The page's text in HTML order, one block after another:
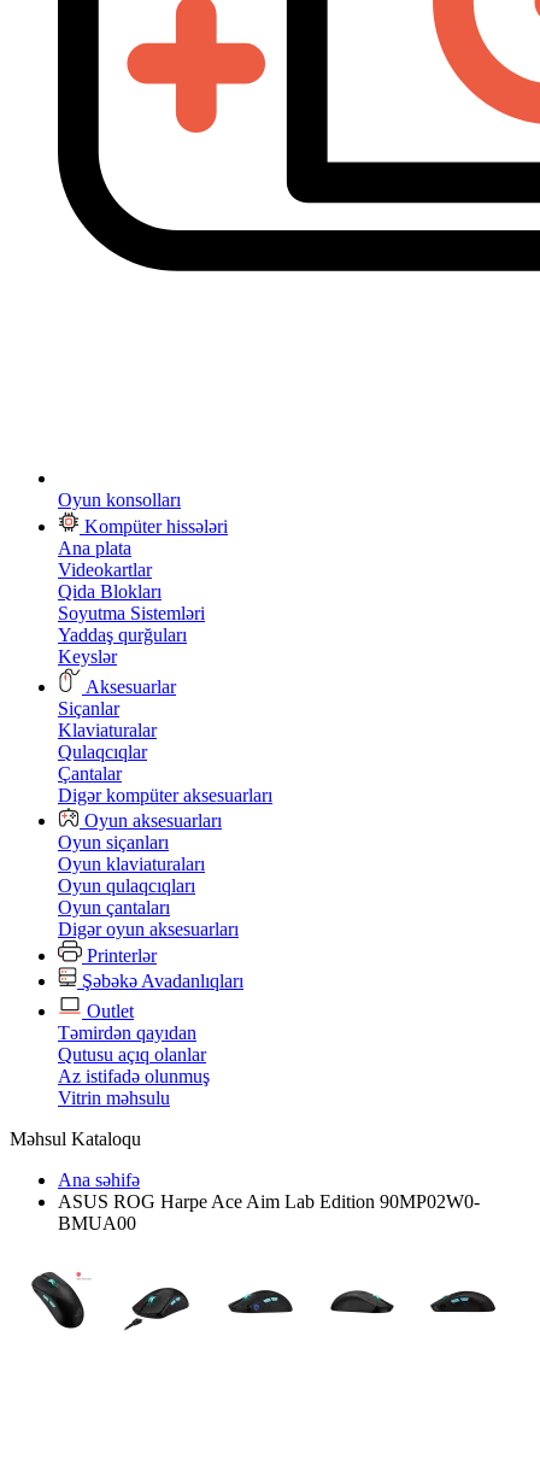
Oyun konsolları
Kompüter hissələri
Ana plata
Videokartlar
Qida Blokları
Soyutma Sistemləri
Yaddaş qurğuları
Keyslər
Aksesuarlar
Siçanlar
Klaviaturalar
Qulaqcıqlar
Çantalar
Digər kompüter aksesuarları
Oyun aksesuarları
Oyun siçanları
Oyun klaviaturaları
Oyun qulaqcıqları
Oyun çantaları
Digər oyun aksesuarları
Printerlər
Şəbəkə Avadanlıqları
Outlet
Təmirdən qayıdan
Qutusu açıq olanlar
Az istifadə olunmuş
Vitrin məhsulu
Məhsul Kataloqu
Ana səhifə
ASUS ROG Harpe Ace Aim Lab Edition 90MP02W0-
BMUA00